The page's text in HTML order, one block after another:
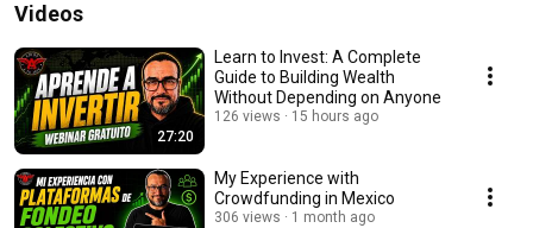
Videos
27:20
Learn to Invest: A Complete
Guide to Building Wealth
Without Depending on Anyone
126 views 15 hours ago
My Experience with
Crowdfunding in Mexico
306 views 1 month ago